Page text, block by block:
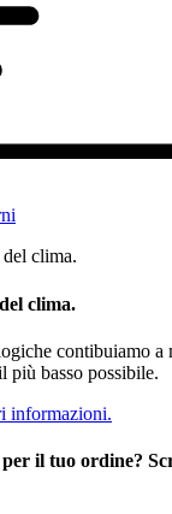
clima.
contibuiamo a
più basso possibile.
informazioni.
il tuo ordine?